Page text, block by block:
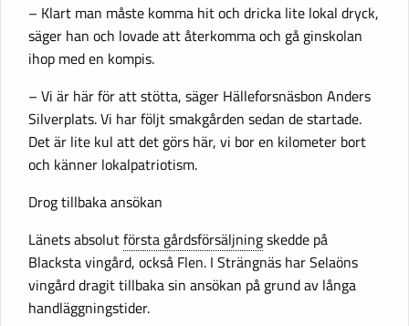
– Klart man måste komma hit och dricka lite lokal dryck,
säger han och lovade att återkomma och gå ginskolan
ihop med en kompis.
– Vi är här för att stötta, säger Hälleforsnäsbon Anders
Silverplats. Vi har följt smakgården sedan de startade.
Det är lite kul att det görs här, vi bor en kilometer bort
och känner lokalpatriotism.
Drog tillbaka ansökan
Länets absolutförsta gårdsförsäljningskedde på
Blacksta vingård, också Flen. I Strängnäs har Selaöns
vingård dragit tillbaka sin ansökan på grund av långa
handläggningstider.